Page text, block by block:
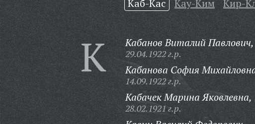
Каб-Кас Кау-Ким Кир-
К Кабанов Виталий Павлович,
29.04.1922 г.р.
Кабанова София
14.09.1922 г.р.
Кабачек Марина Яковлевна,
28.02.1921 г.р.